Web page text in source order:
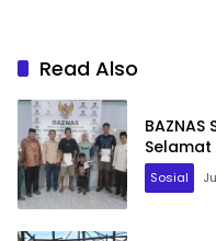
Read Also
Selamat
Sosial